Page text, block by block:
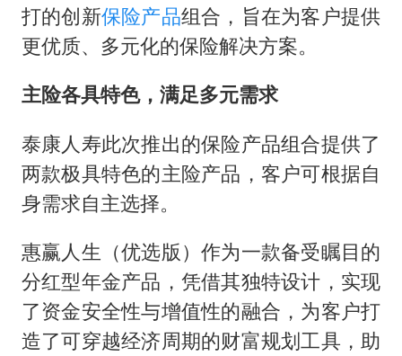
打的创新保险产品组合，旨在为客户提供
更优质、多元化的保险解决方案。
主险各具特色，满足多元需求
泰康人寿此次推出的保险产品组合提供了
两款极具特色的主险产品，客户可根据自
身需求自主选择。
惠赢人生（优选版）作为一款备受瞩目的
分红型年金产品，凭借其独特设计，实现
了资金安全性与增值性的融合，为客户打
造了可穿越经济周期的财富规划工具，助